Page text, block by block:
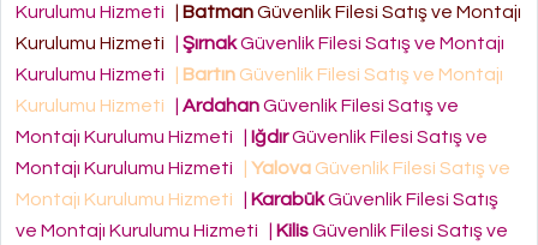
Kurulumu Hizmeti BatmanGüvenlik Filesi Satış ve Montajı
Kurulumu Hizmeti
ŞırnakGüvenlik Filesi Satış ve Montajı
Kurulumu Hizmeti
Bartın Güvenlik Filesi Satış ve Montajı
Kurulumu Hizmeti
ArdahanGüvenlik Filesi Satış ve
Montajı Kurulumu Hizmeti
IğdırGüvenlik Filesi Satış ve
Montajı Kurulumu Hizmeti
Yalova Güvenlik Filesi Satış ve
Montajı Kurulumu Hizmeti
KarabükGüvenlik Filesi Satış
ve Montajı Kurulumu Hizmeti
KilisGüvenlik Filesi Satış ve